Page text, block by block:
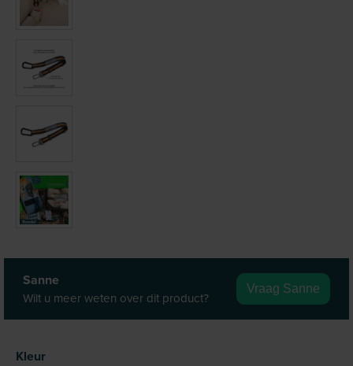
Sanne
Wilt u meer weten over dit product?
Vraag Sanne
Selecteer
Kleur